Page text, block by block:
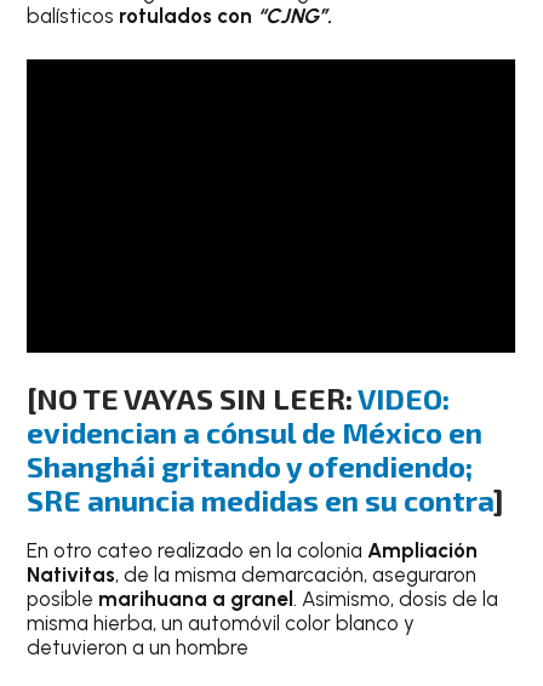
balísticos rotulados con “CJNG”.
[NO TE VAYAS SIN LEER:VIDEO:
evidencian a cónsul de México en
Shanghái gritando y ofendiendo;
SRE anuncia medidas en su contra]
En otro cateo realizado en la colonia Ampliación
Nativitas, de la misma demarcación, aseguraron
posible marihuana a granel. Asimismo, dosis de la
misma hierba, un automóvil color blanco y
detuvieron a un hombre